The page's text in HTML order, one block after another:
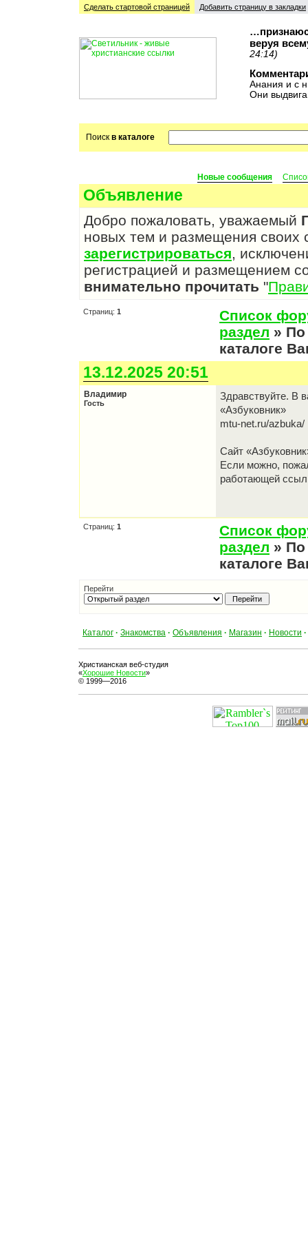
Сделать стартовой cтраницей Добавить страницу в закладки
веруя
24:14)
Анания и с
Они
Поиск в каталоге
Новые сообщения
Объявление
Добро пожаловать, уважаемый
новых тем и размещения
зарегистрироваться,
регистрацией и размещением
внимательно прочитать "
Страниц: 1
Список
раздел »
каталоге
13.12.2025 20:51
Владимир
Гость
Здравствуйте. В
«Азбуковник»
mtu-net.ru/azbuka/
Сайт
Если можно,
работающей
Страниц: 1
Список
раздел »
каталоге
Перейти
Каталог · Знакомства · Объявления · Магазин · Новости ·
Христианская веб-студия
«Хорошие Новости»
© 1999—2016